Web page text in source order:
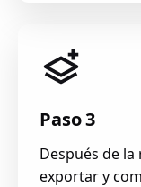
Paso 3
Después de
exportar y